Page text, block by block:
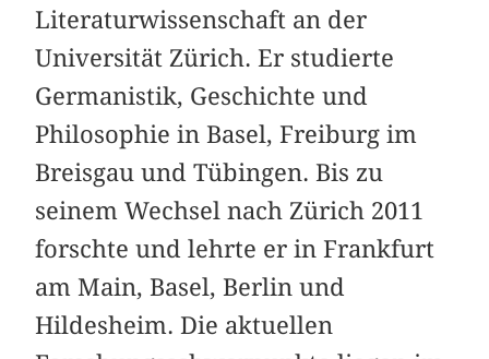
Literaturwissenschaft an der
Universität Zürich. Er studierte
Germanistik, Geschichte und
Philosophie in Basel, Freiburg im
Breisgau und Tübingen. Bis zu
seinem Wechsel nach Zürich 2011
forschte und lehrte er in Frankfurt
am Main, Basel, Berlin und
Hildesheim. Die aktuellen